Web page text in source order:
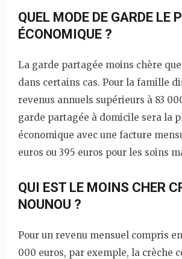
QUEL MODE DE GARDE LE
ÉCONOMIQUE ?
La garde partagée moins chère
dans certains cas. Pour la famille
revenus annuels supérieurs à 83
garde partagée à domicile sera la
économique avec une facture
euros ou 395 euros pour les soins
QUI EST LE MOINS CHER
NOUNOU ?
Pour un revenu mensuel compris
000 euros, par exemple, la crèche